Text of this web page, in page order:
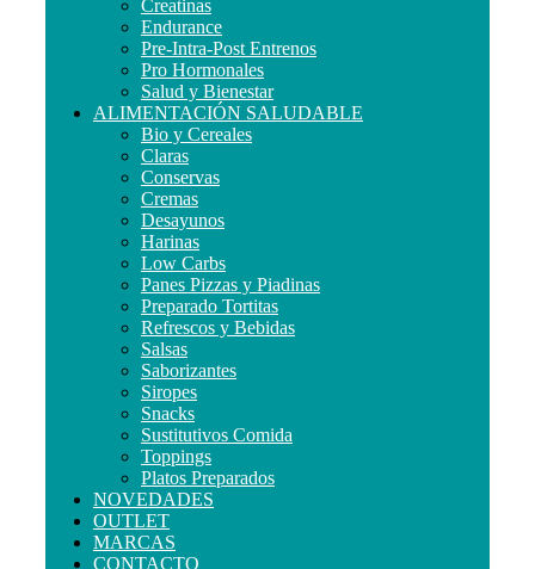
Creatinas
Endurance
Pre-Intra-Post Entrenos
Pro Hormonales
Salud y Bienestar
ALIMENTACIÓN SALUDABLE
Bio y Cereales
Claras
Conservas
Cremas
Desayunos
Harinas
Low Carbs
Panes Pizzas y Piadinas
Preparado Tortitas
Refrescos y Bebidas
Salsas
Saborizantes
Siropes
Snacks
Sustitutivos Comida
Toppings
Platos Preparados
NOVEDADES
OUTLET
MARCAS
CONTACTO